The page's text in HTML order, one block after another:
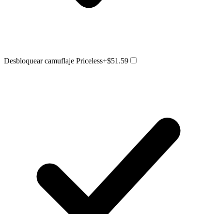
Desbloquear camuflaje Priceless+$51.59